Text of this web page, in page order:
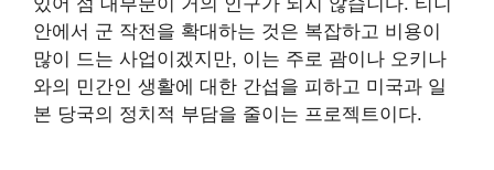
안에서 군 작전을 확대하는 것은 복잡하고 비용이
많이 드는 사업이겠지만, 이는 주로 괌이나 오키나
와의 민간인 생활에 대한 간섭을 피하고 미국과 일
본 당국의 정치적 부담을 줄이는 프로젝트이다.